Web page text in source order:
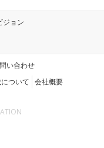
ジョン
い合わせ
ついて 会社概要